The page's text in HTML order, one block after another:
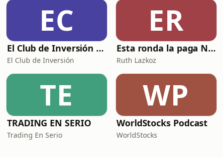
EC
El Club de Inversión podcast
El Club de Inversión
ER
Esta ronda la paga Newton
Ruth Lazkoz
TE
TRADING EN SERIO
Trading En Serio
WP
WorldStocks Podcast
WorldStocks